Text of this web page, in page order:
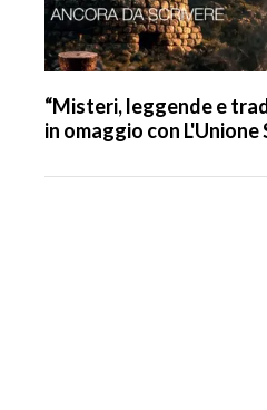
“Misteri, leggende e
in omaggio con L'Unione